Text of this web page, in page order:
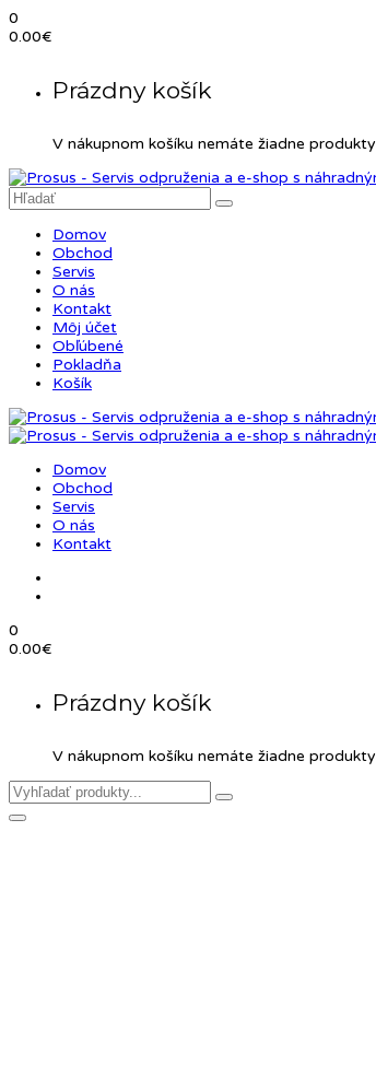
0
0.00€
Prázdny košík
V nákupnom košíku nemáte žiadne produkty
Domov
Obchod
Servis
O nás
Kontakt
Môj účet
Obľúbené
Pokladňa
Košík
Domov
Obchod
Servis
O nás
Kontakt
0
0.00€
Prázdny košík
V nákupnom košíku nemáte žiadne produkty